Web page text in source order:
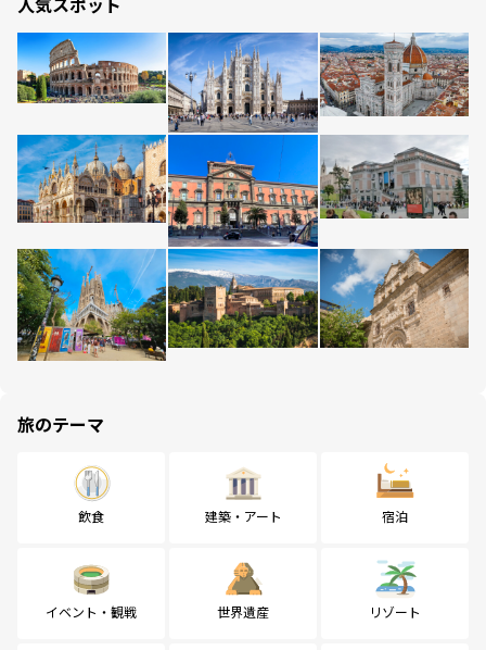
旅のテーマ
飲食 建築・アート 宿泊
イベント・観戦 世界遺産 リゾート